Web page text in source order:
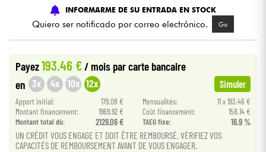
Cables & Acces.
Bundle
Ver nuestras marcas
INFORMARME DE SU ENTRADA EN STOCK
Quiero ser notificado por correo electrónico. Go
Payez193.46 € / mois par carte bancaire
en 3x 4x 10x 12x Simuler
Apport initial: 179.08 € Mensualités:
11 x 193.46 €
Montant financement:
1969.92 € Coût financement:
158.14 €
Montant total dù:
2128.06 € TAEG fixe: 16.9 %
UN CRÉDIT VOUS ENGAGE ET DOIT ÊTRE REMBOURSÉ. VÉRIFIEZ VOS
CAPACITÉS DE REMBOURSEMENT AVANT DE VOUS ENGAGER.